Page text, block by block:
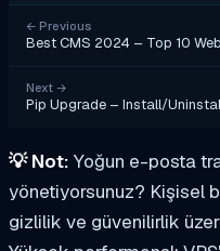
← Previous
Best CMS 2024 – Top 10
Next →
Pip Upgrade – Install/
💡Not: Yoğun e-posta
yönetiyorsunuz? Kişisel
gizlilik ve güvenilirlik